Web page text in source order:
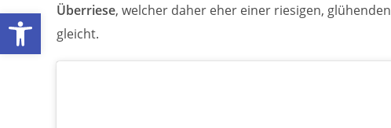
Werkzeugleiste öffnen
Überriese, welcher daher eher einer riesigen, glühenden
gleicht.